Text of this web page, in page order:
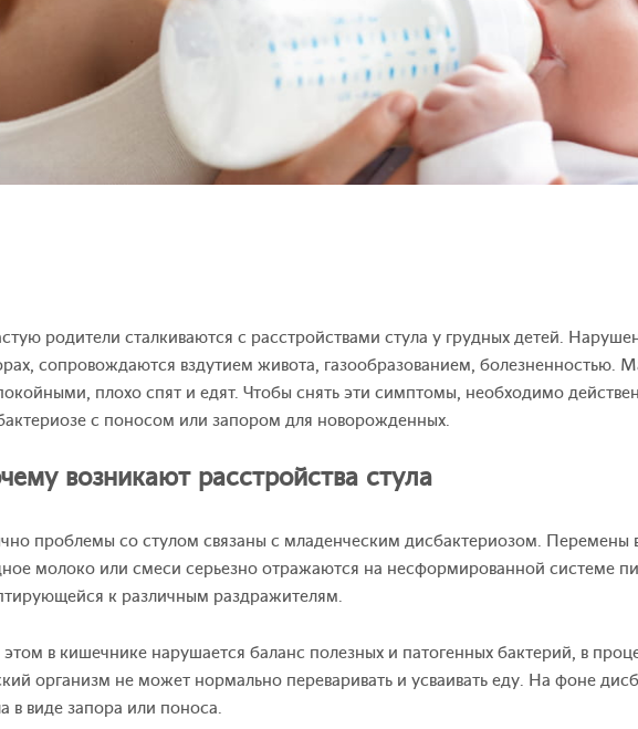
родители сталкиваются с расстройствами стула у грудных детей.
сопровождаются вздутием живота, газообразованием, болезненностью.
плохо спят и едят. Чтобы снять эти симптомы, необходимо
с поносом или запором для новорожденных.
возникают расстройства стула
проблемы со стулом связаны с младенческим дисбактериозом. Перемены
молоко или смеси серьезно отражаются на несформированной системе
к различным раздражителям.
в кишечнике нарушается баланс полезных и патогенных бактерий, в
организм не может нормально переваривать и усваивать еду. На фоне
в виде запора или поноса.